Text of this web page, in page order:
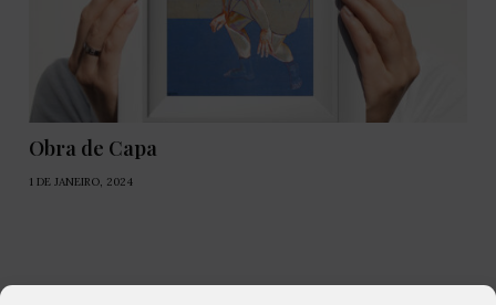
Obra de Capa
1 DE JANEIRO, 2024